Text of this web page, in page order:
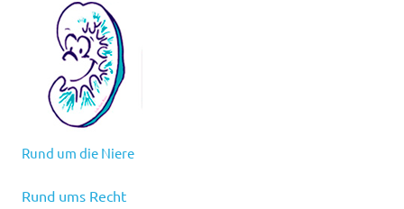
Rund um die Niere
Rund ums Recht